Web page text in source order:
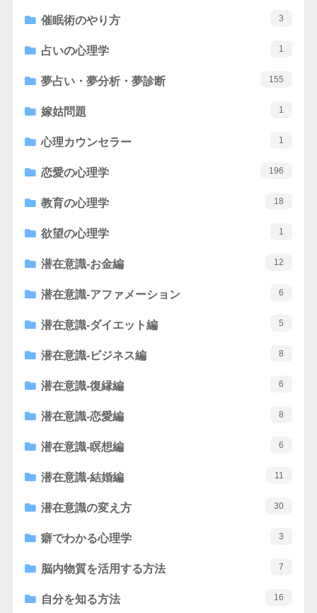
催眠術のやり方 3
占いの心理学 1
夢占い・夢分析・夢診断 155
嫁姑問題 1
心理カウンセラー 1
恋愛の心理学 196
教育の心理学 18
欲望の心理学 1
潜在意識-お金編 12
潜在意識-アファメーション 6
潜在意識-ダイエット編 5
潜在意識-ビジネス編 8
潜在意識-復縁編 6
潜在意識-恋愛編 8
潜在意識-瞑想編 6
潜在意識-結婚編 11
潜在意識の変え方 30
癖でわかる心理学 3
脳内物質を活用する方法 7
自分を知る方法 16